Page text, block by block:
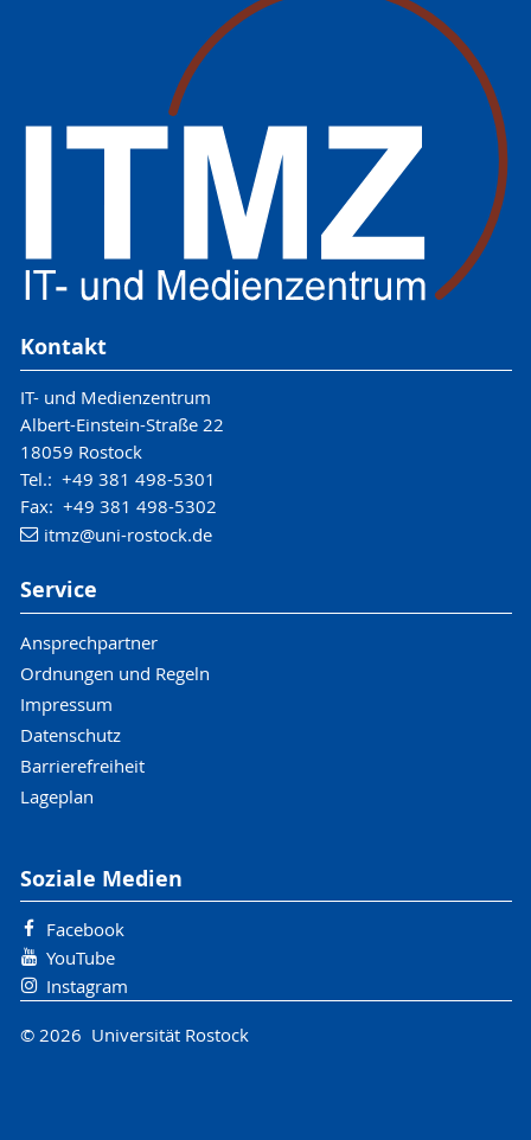
Kontakt
IT- und Medienzentrum
Albert-Einstein-Straße 22
18059 Rostock
Tel.: +49 381 498-5301
Fax: +49 381 498-5302
itmz@uni-rostock.de
Service
Ansprechpartner
Ordnungen und Regeln
Impressum
Datenschutz
Barrierefreiheit
Lageplan
Soziale Medien
Facebook
YouTube
Instagram
© 2026 Universität Rostock